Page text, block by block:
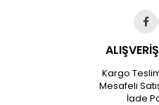
Kargo
Mesafeli
İade